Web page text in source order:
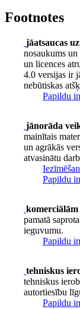
Footnotes
jāatsaucas
nosaukums un
un licences
4.0 versijas ir
nebūtiskas
Papildu
jānorāda
mainītais
un agrākās
atvasinātu
Papildu
pamatā
ieguvumu.
Papildu
tehniskus
tehniskus
autortiesību
Papildu